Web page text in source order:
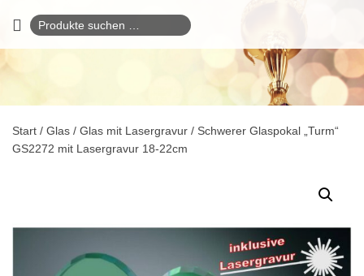
Suchen
nach:
Start / Glas / Glas mit Lasergravur / Schwerer Glaspokal „Turm“
GS2272 mit Lasergravur 18-22cm